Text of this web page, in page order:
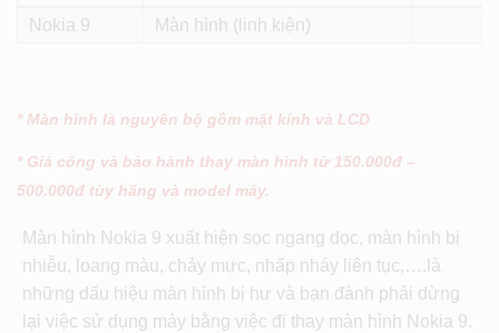
Nokia 9 Màn hình (linh kiện)
* Màn hình là nguyên bộ gồm mặt kính và LCD
* Giá công và bảo hành thay màn hình từ 150.000đ –
500.000đ tùy hãng và model máy.
Màn hình Nokia 9 xuất hiện sọc ngang dọc, màn hình bị
nhiễu, loang màu, chảy mực, nhấp nháy liên tục,….là
những dấu hiệu màn hình bị hư và bạn đành phải dừng
lại việc sử dụng máy bằng việc đi thay màn hình Nokia 9.